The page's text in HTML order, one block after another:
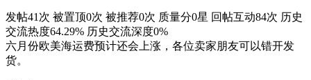
发帖41次 被置顶0次 被推荐0次 质量分0星 回帖互动84次 历史
交流热度64.29% 历史交流深度0%
六月份欧美海运费预计还会上涨，各位卖家朋友可以错开发
货。